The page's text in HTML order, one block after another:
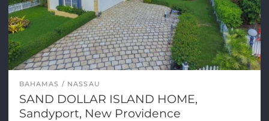
BAHAMAS NASSAU
SAND DOLLAR ISLAND HOME,
Sandyport, New Providence